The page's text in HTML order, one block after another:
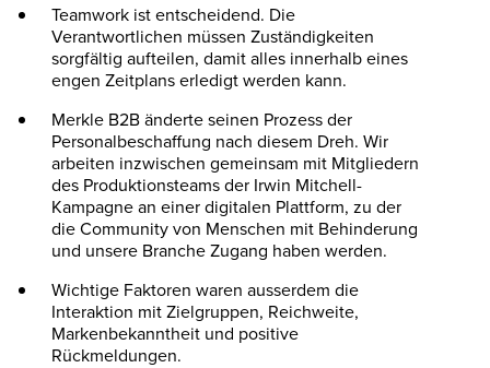
Teamwork ist entscheidend. Die
Verantwortlichen müssen Zuständigkeiten
sorgfältig aufteilen, damit alles innerhalb eines
engen Zeitplans erledigt werden kann.
Merkle B2B änderte seinen Prozess der
Personalbeschaffung nach diesem Dreh. Wir
arbeiten inzwischen gemeinsam mit Mitgliedern
des Produktionsteams der Irwin Mitchell-
Kampagne an einer digitalen Plattform, zu der
die Community von Menschen mit Behinderung
und unsere Branche Zugang haben werden.
Wichtige Faktoren waren ausserdem die
Interaktion mit Zielgruppen, Reichweite,
Markenbekanntheit und positive
Rückmeldungen.